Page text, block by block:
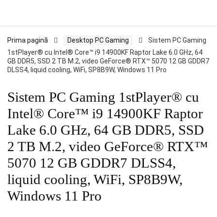
Prima pagină Desktop PC Gaming
Sistem PC Gaming
1stPlayer® cu Intel® Core™ i9 14900KF Raptor Lake 6.0 GHz, 64
GB DDR5, SSD 2 TB M.2, video GeForce® RTX™ 5070 12 GB GDDR7
DLSS4, liquid cooling, WiFi, SP8B9W, Windows 11 Pro
Sistem PC Gaming 1stPlayer® cu
Intel® Core™ i9 14900KF Raptor
Lake 6.0 GHz, 64 GB DDR5, SSD
2 TB M.2, video GeForce® RTX™
5070 12 GB GDDR7 DLSS4,
liquid cooling, WiFi, SP8B9W,
Windows 11 Pro